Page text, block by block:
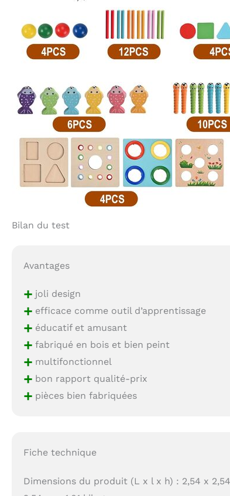
Bilan du test
Avantages
+ joli design
+ efficace comme outil d’apprentissage
+ éducatif et amusant
+ fabriqué en bois et bien peint
+ multifonctionnel
+ bon rapport qualité-prix
+ pièces bien fabriquées
Fiche technique
Dimensions du produit (L x l x h) : 2,54 x